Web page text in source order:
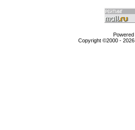
Copyright ©2000 -